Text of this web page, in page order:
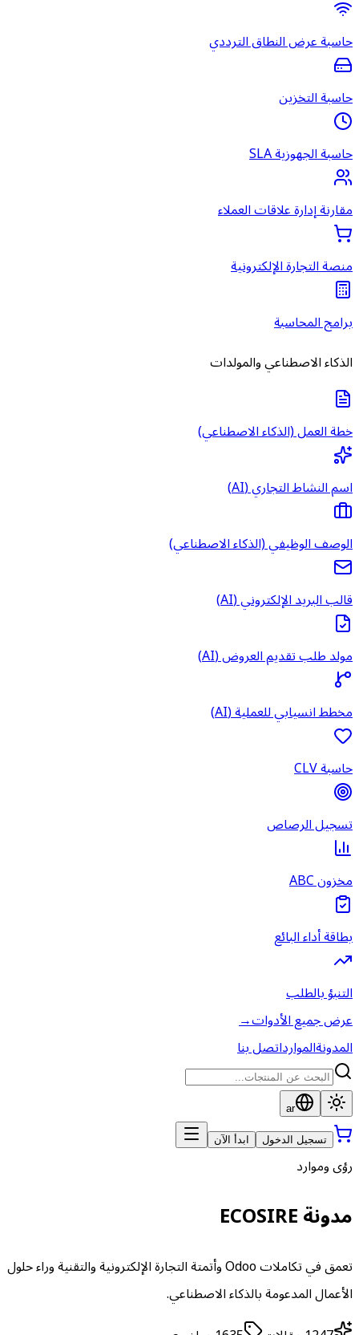
حاسبة عرض النطاق الترددي
حاسبة التخزين
حاسبة الجهوزية SLA
مقارنة إدارة علاقات العملاء
منصة التجارة الإلكترونية
برامج المحاسبة
الذكاء الاصطناعي والمولدات
خطة العمل (الذكاء الاصطناعي)
اسم النشاط التجاري (AI)
الوصف الوظيفي (الذكاء الاصطناعي)
قالب البريد الإلكتروني (AI)
مولد طلب تقديم العروض (AI)
مخطط انسيابي للعملية (AI)
حاسبة CLV
تسجيل الرصاص
مخزون ABC
بطاقة أداء البائع
التنبؤ بالطلب
عرض جميع الأدوات→
المدونةالموارداتصل بنا
ar
تسجيل الدخول ابدأ الآن
رؤى وموارد
مدونة ECOSIRE
تعمق في تكاملات Odoo وأتمتة التجارة الإلكترونية والتقنية وراء حلول
الأعمال المدعومة بالذكاء الاصطناعي.